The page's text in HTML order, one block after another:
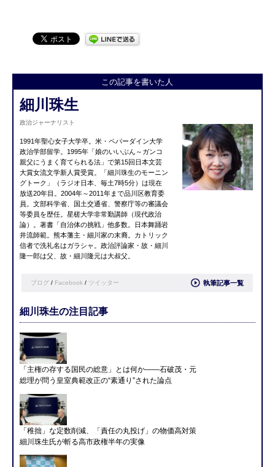
この記事を書いた人
細川珠生
政治ジャーナリスト
1991年聖心女子大学卒。米・ペパーダイン大学
政治学部留学。1995年「娘のいいぶん～ガンコ
親父にうまく育てられる法」で第15回日本文芸
大賞女流文学新人賞受賞。「細川珠生のモーニン
グトーク」（ラジオ日本、毎土7時5分）は現在
放送20年目。2004年～2011年まで品川区教育委
員。文部科学省、国土交通省、警察庁等の審議会
等委員を歴任。星槎大学非常勤講師（現代政治
論）。著書「自治体の挑戦」他多数。日本舞踊岩
井流師範。熊本藩主・細川家の末裔。カトリック
信者で洗礼名はガラシャ。政治評論家・故・細川
隆一郎は父、故・細川隆元は大叔父。
ブログ / Facebook / ツイッター 執筆記事一覧
細川珠生の注目記事
「主権の存する国民の総意」とは何か――石破茂・元
総理が問う皇室典範改正の“素通り”された論点
「稚拙」な定数削減、「責任の丸投げ」の物価高対策
細川珠生氏が斬る高市政権半年の実像